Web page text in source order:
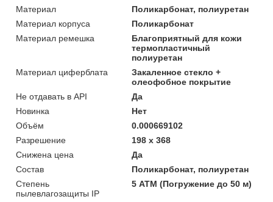
Материал
Поликарбонат, полиуретан
Материал корпуса
Поликарбонат
Материал ремешка
Благоприятный для кожи
термопластичный
полиуретан
Материал циферблата
Закаленное стекло +
олеофобное покрытие
Не отдавать в API
Да
Новинка
Нет
Объём
0.000669102
Разрешение
198 x 368
Снижена цена
Да
Состав
Поликарбонат, полиуретан
Степень
пылевлагозащиты IP
5 АТМ (Погружение до 50 м)